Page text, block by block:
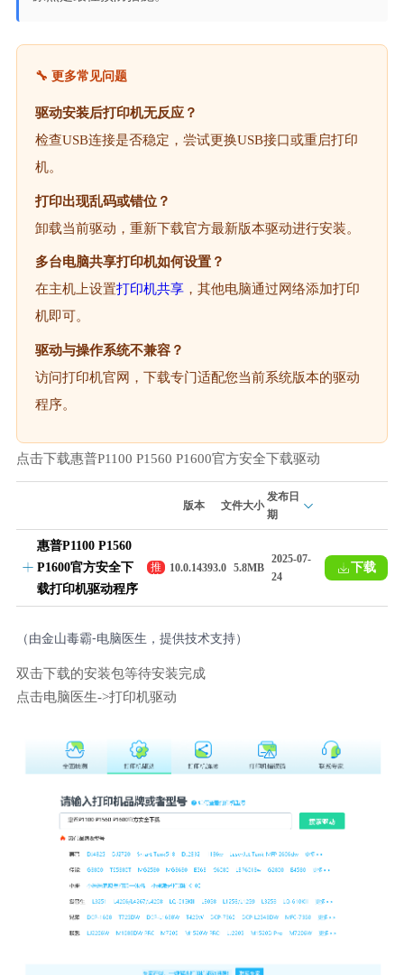
🔧 更多常见问题
驱动安装后打印机无反应？
检查USB连接是否稳定，尝试更换USB接口或重启打印
机。
打印出现乱码或错位？
卸载当前驱动，重新下载官方最新版本驱动进行安装。
多台电脑共享打印机如何设置？
在主机上设置打印机共享，其他电脑通过网络添加打印
机即可。
驱动与操作系统不兼容？
访问打印机官网，下载专门适配您当前系统版本的驱动
程序。
点击下载惠普P1100 P1560 P1600官方安全下载驱动
版本 文件大小
发布日
期
惠普P1100 P1560
P1600官方安全下
载打印机驱动程序
推
10.0.14393.0 5.8MB
2025-07-
24
下载
（由金山毒霸-电脑医生，提供技术支持）
双击下载的安装包等待安装完成
点击电脑医生->打印机驱动